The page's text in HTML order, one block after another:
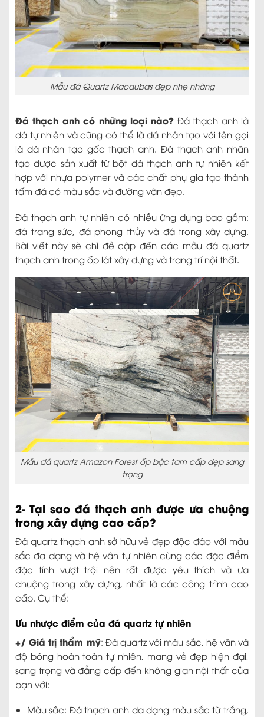
Mẫu đá Quartz Macaubas đẹp nhẹ nhàng
Đá thạch anh có những loại nào? Đá thạch anh là
đá tự nhiên và cũng có thể là đá nhân tạo với tên gọi
là đá nhân tạo gốc thạch anh. Đá thạch anh nhân
tạo được sản xuất từ bột đá thạch anh tự nhiên kết
hợp với nhựa polymer và các chất phụ gia tạo thành
tấm đá có màu sắc và đường vân đẹp.
Đá thạch anh tự nhiên có nhiều ứng dụng bao gồm:
đá trang sức, đá phong thủy và đá trong xây dựng.
Bài viết này sẽ chỉ đề cập đến các mẫu đá quartz
thạch anh trong ốp lát xây dựng và trang trí nội thất.
Mẫu đá quartz Amazon Forest ốp bậc tam cấp đẹp sang
trọng
2- Tại sao đá thạch anh được ưa chuộng
trong xây dựng cao cấp?
Đá quartz thạch anh sở hữu vẻ đẹp độc đáo với màu
sắc đa dạng và hệ vân tự nhiên cùng các đặc điểm
đặc tính vượt trội nên rất được yêu thích và ưa
chuộng trong xây dựng, nhất là các công trình cao
cấp. Cụ thể:
Ưu nhược điểm của đá quartz tự nhiên
+/ Giá trị thẩm mỹ: Đá quartz với màu sắc, hệ vân và
độ bóng hoàn toàn tự nhiên, mang vẻ đẹp hiện đại,
sang trọng và đẳng cấp đến không gian nội thất của
bạn với:
Màu sắc: Đá thạch anh đa dạng màu sắc từ trắng,